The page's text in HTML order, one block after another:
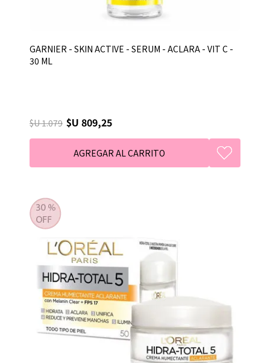
GARNIER - SKIN ACTIVE - SERUM - ACLARA - VIT C -
30 ML
$U 1.079 $U 809,25